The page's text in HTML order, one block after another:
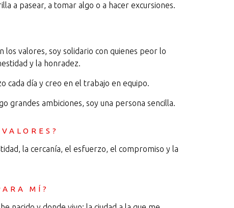
a pasear, a tomar algo o a hacer excursiones.
los valores, soy solidario con quienes peor lo
y la honradez.
cada día y creo en el trabajo en equipo.
grandes ambiciones, soy una persona sencilla.
la cercanía, el esfuerzo, el compromiso y la
MÍ?